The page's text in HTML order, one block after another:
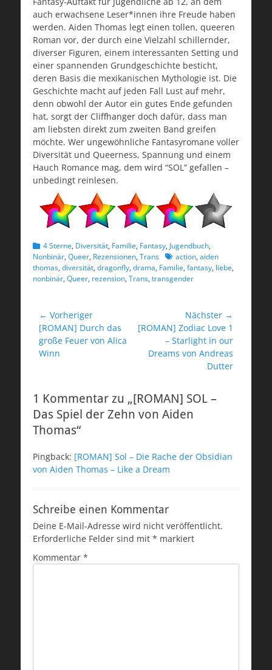
auch erwachsene Leser*innen ihre Freude haben
werden. Aiden Thomas legt einen tollen, queeren
Roman vor, der durch eine Vielzahl schillernder,
diverser Figuren, einem interessanten Setting und
einer spannenden Grundgeschichte besticht,
deren Basis die mexikanischen Mythologie ist. Die
Geschichte macht auf jeden Fall Lust auf mehr,
denn obwohl der Autor ein gutes Ende gefunden
hat, sorgt der Cliffhanger doch dafür, dass man
am liebsten direkt zum zweiten Band greifen
möchte. Wer ungewöhnliche Fantasyromane voller
Diversität und Queerness, Spannung und einem
Hauch Romance mag, dem wird “SOL” gefallen –
unbedingt reinlesen.
Kategorien
4 Sterne, Diversität, Familie, Fantasy, Jugendbuch,
Nonbinär, Queer, Rezensionen, Trans Schlagworte
action, aiden
thomas, diversität, dragonfly, drama, Familie, fantasy, liebe,
nonbinär, Queer, rezension, Trans, transgender
Beitragsnavigation
← Vorheriger
Vorheriger
Beitrag:
[ROMAN] Durch das
große Feuer von Alica
Winn
Nächster →
Nächster
Beitrag:
[ROMAN] Zodiac Love 1
– Starlight in our
Dreams von Andreas
Dutter
1 Kommentar zu „[ROMAN] SOL –
Das Spiel der Zehn von Aiden
Thomas“
Pingback: [ROMAN] Sol – Die Rache der Obsidian
von Aiden Thomas – Like a Dream
Schreibe einen Kommentar
Deine E-Mail-Adresse wird nicht veröffentlicht.
Erforderliche Felder sind mit * markiert
Kommentar *